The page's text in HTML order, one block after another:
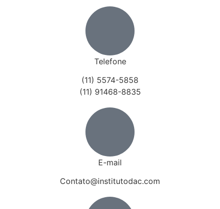
Telefone
(11) 5574-5858
(11) 91468-8835
E-mail
Contato@institutodac.com